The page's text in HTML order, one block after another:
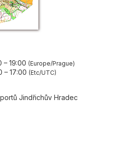
– 19:00 Europe/Prague
– 17:00 Etc/UTC
Jindřichův Hradec